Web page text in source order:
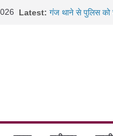
Latest: गंज थाने से पुलिस को
रायपुर में लिव-इन
जांजगीर में पुलिस